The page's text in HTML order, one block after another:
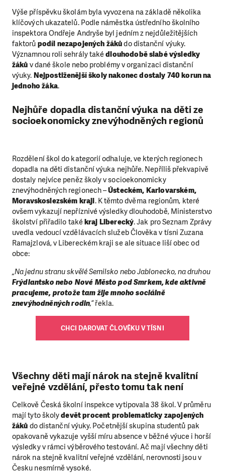
Výše příspěvku školám byla vyvozena na základě několika
klíčových ukazatelů. Podle náměstka ústředního školního
inspektora Ondřeje Andryše byl jedním z nejdůležitějších
faktorů podíl nezapojených žákůdo distanční výuky.
Významnou roli sehrály takédlouhodobě slabé výsledky
žáků v dané škole nebo problémy v organizaci distanční
výuky. Nejpostiženější školy nakonec dostaly 740 korun na
jednoho žáka.
Nejhůře dopadla distanční výuka na děti ze
socioekonomicky znevýhodněných regionů
Rozdělení škol do kategorií odhaluje, ve kterých regionech
dopadla na děti distanční výuka nejhůře. Nepříliš překvapivě
dostaly nejvíce peněz školy v socioekonomicky
znevýhodněných regionech –Ústeckém, Karlovarském,
Moravskoslezském kraji. K těmto dvěma regionům, které
ovšem vykazují nepříznivé výsledky dlouhodobě, Ministerstvo
školství přiřadilo také kraj Liberecký. Jak pro Seznam Zprávy
uvedla vedoucí vzdělávacích služeb Člověka v tísni Zuzana
Ramajzlová, v Libereckém kraji se ale situace liší obec od
obce:
„Na jednu stranu skvělé Semilsko nebo Jablonecko, na druhou
Frýdlantsko nebo Nové Město pod Smrkem, kde aktivně
pracujeme, protože tam žije mnoho sociálně
znevýhodněných rodin,“řekla.
CHCI DAROVAT ČLOVĚKU V TÍSNI
Všechny děti mají nárok na stejně kvalitní
veřejné vzdělání, přesto tomu tak není
Celkově Česká školní inspekce vytipovala 38 škol. V průměru
mají tyto školydevět procent problematicky zapojených
žáků do distanční výuky. Početnější skupina studentů pak
opakovaně vykazuje vyšší míru absence v běžné výuce i horší
výsledky v rámci výběrového testování. Ač mají všechny děti
nárok na stejně kvalitní veřejné vzdělání, nerovnosti jsou v
Česku nesmírně vysoké.